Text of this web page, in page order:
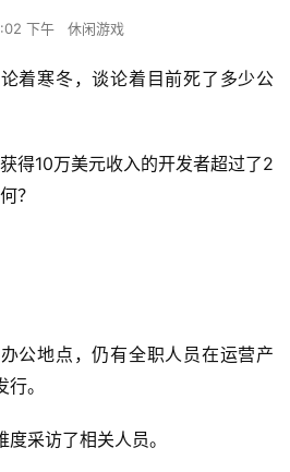
下午 休闲游戏
着寒冬，谈论着目前死了多少公
得10万美元收入的开发者超过了2
？
公地点，仍有全职人员在运营产
。
采访了相关人员。